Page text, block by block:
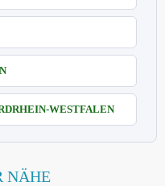
WESTFALEN
NÄHE